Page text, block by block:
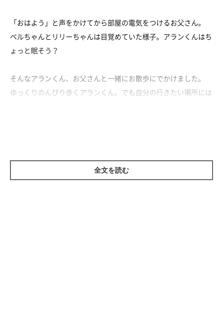
「おはよう」と声をかけてから部屋の電気をつけるお父さん。
ベルちゃんとリリーちゃんは目覚めていた様子。アランくんはち
ょっと眠そう？
そんなアランくん、お父さんと一緒にお散歩にでかけました。
ゆっくりのんびり歩くアランくん。でも自分の行きたい場所には
全文を読む